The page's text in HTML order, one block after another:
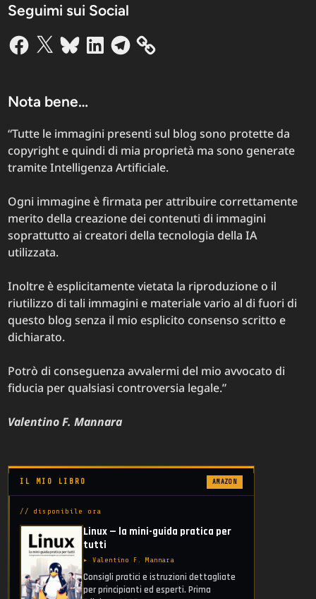
mia
per
di
nuova
generazione
–
100°
Seguimi sui Social
Facebook
X BlueskyLinkedInTelegram
Nota bene…
“Tutte le immagini presenti sul blog sono protette da
copyright e quindi di mia proprietà ma sono generate
tramite Intelligenza Artificiale.
Ogni immagine è firmata per attribuire correttamente
merito della creazione dei contenuti di immagini
soprattutto ai creatori della tecnologia della IA
utilizzata.
Inoltre è esplicitamente vietata la riproduzione o il
riutilizzo di tali immagini e materiale vario al di fuori di
questo blog senza il mio esplicito consenso scritto e
dichiarato.
Potrò di conseguenza avvalermi del mio avvocato di
fiducia per qualsiasi controversia legale.”
Valentino F. Mannara
IL MIO LIBRO AMAZON
// disponibile ora
Linux — la mini-guida pratica per
tutti
▸ Valentino F. Mannara
Consigli pratici e istruzioni dettagliate
per principianti ed esperti. Prima